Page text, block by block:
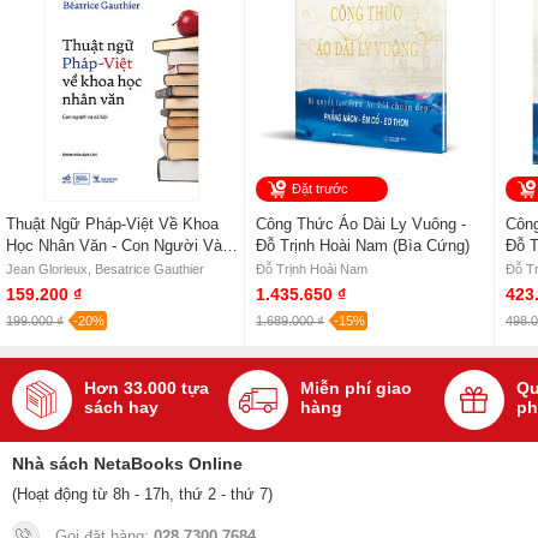
Sách+82 Hàn Quốc - Giải Mã 82 Bí Mật Văn Hóa Và Tâm Lý
Người Hàn - TS. Nguyễn Thị Thu Vân
của tác giảTS. Nguyễn Thị
Thu Vân, có bán tại Nhà sách online NetaBooks với ưu đãi Bao sách
miễn phí và Gian hàng NetaBooks tại Tiki với ưu đãi Bao sách miễn
phí và tặng Bookmark
Thuật Ngữ Pháp-Việt Về Khoa
Học Nhân Văn - Con Người Và
Xã Hội - Jean Glorieux,
Besatrice Gauthier
Jean Glorieux, Besatrice Gauthier
159.200 ₫
199.000 ₫ -20%
Đặt trước
Công Thức Áo Dài Ly Vuông -
Đỗ Trịnh Hoài Nam (Bìa Cứng)
Đỗ Trịnh Hoài Nam
1.435.650 ₫
1.689.000 ₫ -15%
Đỗ
Đỗ
Hơn 33.000 tựa
sách hay
Miễn phí giao
hàng
Nhà sách NetaBooks Online
(Hoạt động từ 8h - 17h, thứ 2 - thứ 7)